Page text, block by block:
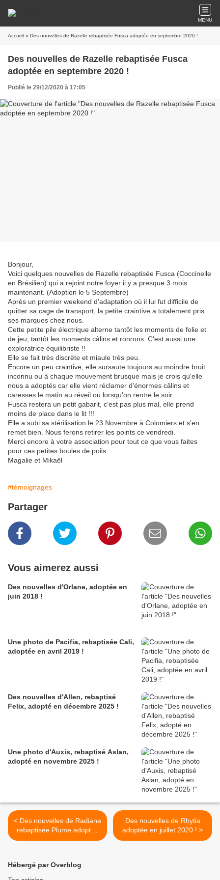
MENU
Accueil » Des nouvelles de Razelle rebaptisée Fusca adoptée en septembre 2020 !
Des nouvelles de Razelle rebaptisée Fusca
adoptée en septembre 2020 !
Publié le 29/12/2020 à 17:05
Bonjour,
Voici quelques nouvelles de Razelle rebaptisée Fusca (Coccinelle
en Brésilien) qui a rejoint notre foyer il y a presque 3 mois
maintenant. (Adoption le 5 Septembre)
Après un premier weekend d'adaptation où il lui fut difficile de
quitter sa cage de transport, la petite craintive a totalement pris
ses marques chez nous.
Cette petite pile électrique alterne tantôt les moments de folie et
de jeu, tantôt les moments câlins et ronrons. C'est aussi une
exploratrice équilibriste !!
Elle se fait très discrète et miaule très peu.
Encore un peu craintive, elle sursaute toujours au moindre bruit
inconnu ou à chaque mouvement brusque mais je crois qu'elle
nous a adoptés car elle vient réclamer d'énormes câlins et
caresses le matin au réveil ou lorsqu'on rentre le soir.
Fusca restera un petit gabarit, c'est pas plus mal, elle prend
moins de place dans le lit !!!
Elle a subi sa stérilisation le 23 Novembre à Colomiers et s'en
remet bien. Nous ferons retirer les points ce vendredi.
Merci encore à votre association pour tout ce que vous faites
pour ces petites boules de poils.
Magalie et Mikaël
#témoignages
Partager
Vous aimerez aussi
Des nouvelles d'Orlane, adoptée en
juin 2018 !
Une photo de Pacifia, rebaptisée Cali,
adoptée en avril 2019 !
Des nouvelles d'Allen, rebaptisé
Felix, adopté en décembre 2025 !
Une photo d'Auxis, rebaptisé Aslan,
adopté en novembre 2025 !
< Des nouvelles de Radiana
rebaptisée Plume adoptée
en septembre 2020 !
Des nouvelles de Rhytia
adoptée en juillet 2020 ! >
Hébergé par Overblog